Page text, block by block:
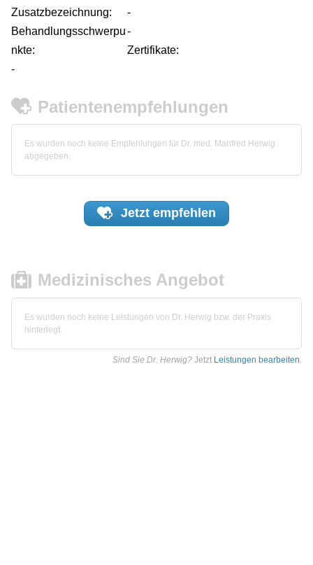
Zusatzbezeichnung:
-
Behandlungsschwerpu
nkte:
-
Zertifikate:
-
Patientenempfehlungen
Es wurden noch keine Empfehlungen für Dr. med. Manfred Herwig
abgegeben.
Jetzt empfehlen
Medizinisches Angebot
Es wurden noch keine Leistungen von Dr. Herwig bzw. der Praxis
hinterlegt.
Sind Sie Dr. Herwig? Jetzt Leistungen bearbeiten.